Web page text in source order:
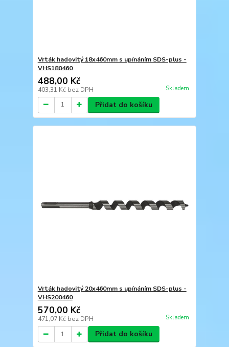
Vrták hadovitý 18x460mm s upínáním SDS-plus -
VHS180460
488,00 Kč
403,31 Kč bez DPH Skladem
Přidat do košíku
Vrták hadovitý 20x460mm s upínáním SDS-plus -
VHS200460
570,00 Kč
471,07 Kč bez DPH Skladem
Přidat do košíku